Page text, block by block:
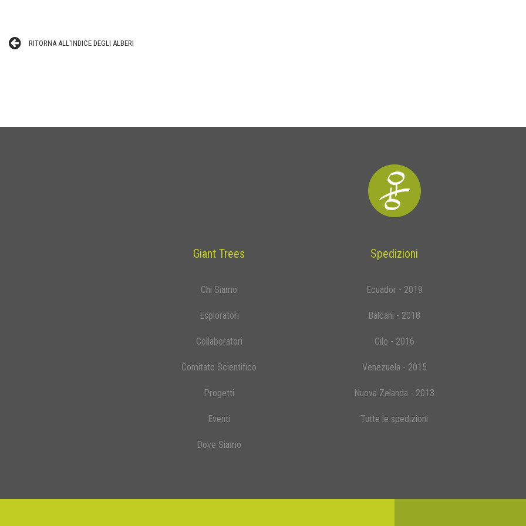
RITORNA ALL'INDICE DEGLI ALBERI
Giant Trees
Chi Siamo
Esploratori
Collaboratori
Comitato Scientifico
Progetti
Eventi
Dove Siamo
Spedizioni
Ecuador - 2019
Balcani - 2018
Cile - 2016
Venezuela - 2015
Nuova Zelanda - 2013
Tutte le spedizioni